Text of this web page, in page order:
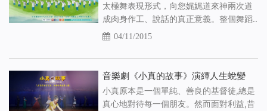
太極舞表現形式，向您娓娓道來神兩次道
成肉身作­工、說話的真正意義。整個舞蹈..
04/11/2015
音樂劇《小真的故事》演繹人生蛻變
小真原本是一個單純、善良的基督徒,總是
真心地對待每一個朋友。然而面對利益,昔